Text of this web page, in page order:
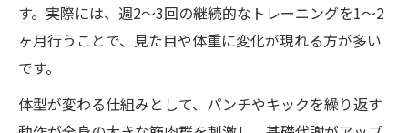
法
理想体型を実現する週2回のコツ
す。実際には、週2〜3回の継続的なトレーニングを1〜2
ヶ月行うことで、見た目や体重に変化が現れる方が多い
です。
体型が変わる仕組みとして、パンチやキックを繰り返す